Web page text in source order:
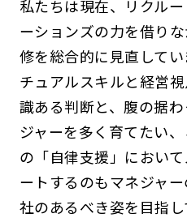
私たちは現在、リクル
ーションズの力を借り
修を総合的に見直して
チュアルスキルと経営
識ある判断と、腹の据
ジャーを多く育てたい
の「自律支援」におい
ートするのもマネジャ
社のあるべき姿を目指